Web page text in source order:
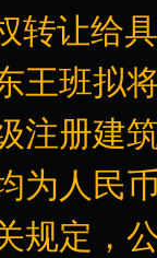
转让给
王班拟
注册建
为人民
规定，